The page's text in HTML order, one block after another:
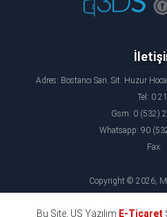
Adres: Bostancı San. Sit. Huzur
Tel: 0
Gsm: 0 (532)
Whatsapp: 90
Fax:
Copyright © 2026,
Bu Site, US Yazılım E-Ticaret